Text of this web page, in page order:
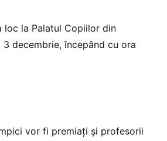
loc la Palatul Copiilor din
3 decembrie, începând cu ora
vor fi premiați și profesorii